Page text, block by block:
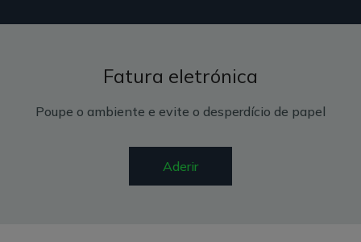
Fatura eletrónica
Poupe o ambiente e evite o desperdício de papel
Aderir